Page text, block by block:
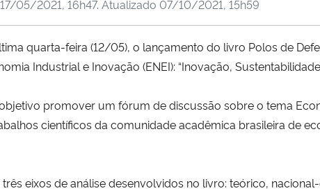
17/05/2021, 16h47. Atualizado 07/10/2021, 15h59
quarta-feira (12/05), o lançamento do livro Polos de
Industrial e Inovação (ENEI): “Inovação, Sustentabilidade
promover um fórum de discussão sobre o tema
científicos da comunidade acadêmica brasileira de
eixos de análise desenvolvidos no livro: teórico,